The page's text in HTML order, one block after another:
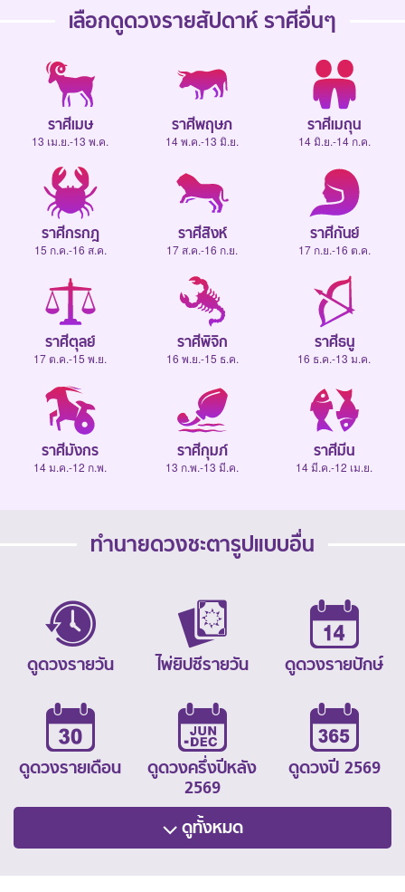
เลือกดูดวงรายสัปดาห์ ราศีอื่นๆ
ราศีเมษ
13 เม.ย.-13 พ.ค.
ราศีพฤษภ
14 พ.ค.-13 มิ.ย.
ราศีเมถุน
14 มิ.ย.-14 ก.ค.
ราศีกรกฎ
15 ก.ค.-16 ส.ค.
ราศีสิงห์
17 ส.ค.-16 ก.ย.
ราศีกันย์
17 ก.ย.-16 ต.ค.
ราศีตุลย์
17 ต.ค.-15 พ.ย.
ราศีพิจิก
16 พ.ย.-15 ธ.ค.
ราศีธนู
16 ธ.ค.-13 ม.ค.
ราศีมังกร
14 ม.ค.-12 ก.พ.
ราศีกุมภ์
13 ก.พ.-13 มี.ค.
ราศีมีน
14 มี.ค.-12 เม.ย.
ทำนายดวงชะตารูปแบบอื่น
ดูดวงรายวัน ไพ่ยิปซีรายวัน ดูดวงรายปักษ์
ดูดวงรายเดือน
ดูดวงครึ่งปีหลัง
2569
ดูดวงปี 2569
ดูทั้งหมด